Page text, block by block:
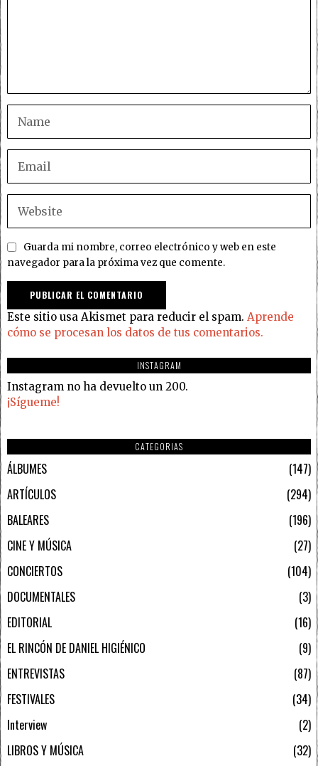
Guarda mi nombre, correo electrónico y web en este
navegador para la próxima vez que comente.
Este sitio usa Akismet para reducir el spam. Aprende
cómo se procesan los datos de tus comentarios.
INSTAGRAM
Instagram no ha devuelto un 200.
¡Sígueme!
CATEGORIAS
ÁLBUMES
147
ARTÍCULOS
294
BALEARES
196
CINE Y MÚSICA
27
CONCIERTOS
104
DOCUMENTALES
3
EDITORIAL
16
EL RINCÓN DE DANIEL HIGIÉNICO
9
ENTREVISTAS
87
FESTIVALES
34
Interview
2
LIBROS Y MÚSICA
32